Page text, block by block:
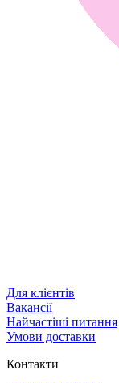
Для клієнтів
Вакансії
Найчастіші питання
Умови доставки
Контакти